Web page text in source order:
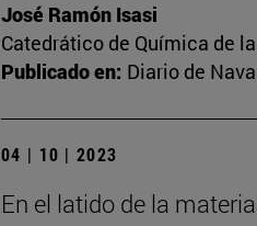
José Ramón Isasi
Catedrático de Química de
Publicado en: Diario de
04 | 10 | 2023
En el latido de la materia